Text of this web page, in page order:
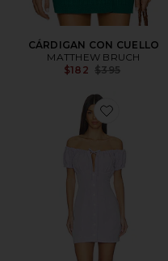
CÁRDIGAN CON CUELLO
MATTHEW BRUCH
$182 Previous price:
$395
Favorite